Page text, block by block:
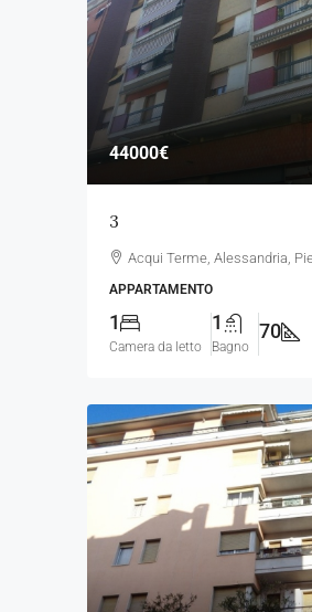
44000€
3
Acqui Terme, Alessandria,
APPARTAMENTO
1
Camera da letto
1
Bagno
70